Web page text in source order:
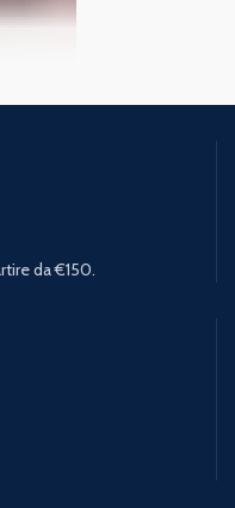
da €150.